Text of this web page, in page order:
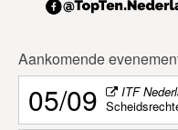
Aankomende
05/09
ITF